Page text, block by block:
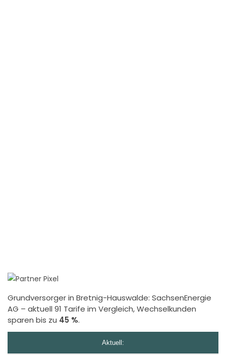
Grundversorger in Bretnig-Hauswalde: SachsenEnergie
AG – aktuell 91 Tarife im Vergleich, Wechselkunden
sparen bis zu 45 %.
Aktuell: